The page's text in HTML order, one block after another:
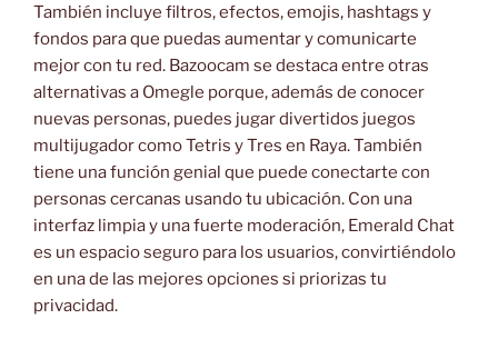
También incluye filtros, efectos, emojis, hashtags y
fondos para que puedas aumentar y comunicarte
mejor con tu red. Bazoocam se destaca entre otras
alternativas a Omegle porque, además de conocer
nuevas personas, puedes jugar divertidos juegos
multijugador como Tetris y Tres en Raya. También
tiene una función genial que puede conectarte con
personas cercanas usando tu ubicación. Con una
interfaz limpia y una fuerte moderación, Emerald Chat
es un espacio seguro para los usuarios, convirtiéndolo
en una de las mejores opciones si priorizas tu
privacidad.